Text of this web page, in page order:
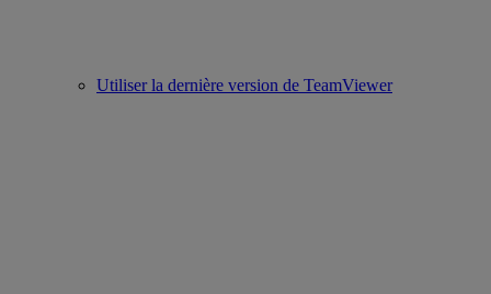
Utiliser la dernière version de TeamViewer